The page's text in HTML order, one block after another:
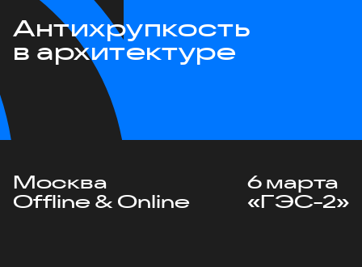
Антихрупкость
в архитектуре
Москва
Offline & Online
6 марта
«ГЭС-2»